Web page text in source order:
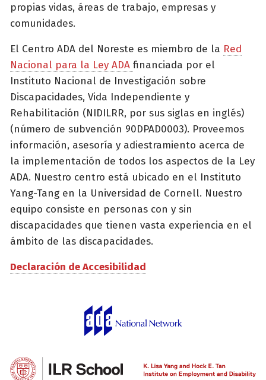
propias vidas, áreas de trabajo, empresas y
comunidades.
El Centro ADA del Noreste es miembro de la Red
Nacional para la Ley ADA financiada por el
Instituto Nacional de Investigación sobre
Discapacidades, Vida Independiente y
Rehabilitación (NIDILRR, por sus siglas en inglés)
(número de subvención 90DPAD0003). Proveemos
información, asesoría y adiestramiento acerca de
la implementación de todos los aspectos de la Ley
ADA. Nuestro centro está ubicado en el Instituto
Yang-Tang en la Universidad de Cornell. Nuestro
equipo consiste en personas con y sin
discapacidades que tienen vasta experiencia en el
ámbito de las discapacidades.
Declaración de Accesibilidad